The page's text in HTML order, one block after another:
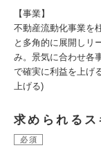
【事業】
不動産流動化事業を
と多角的に展開しリ
み。景気に合わせ各
で確実に利益を上げ
上げる)
求められるス
必須